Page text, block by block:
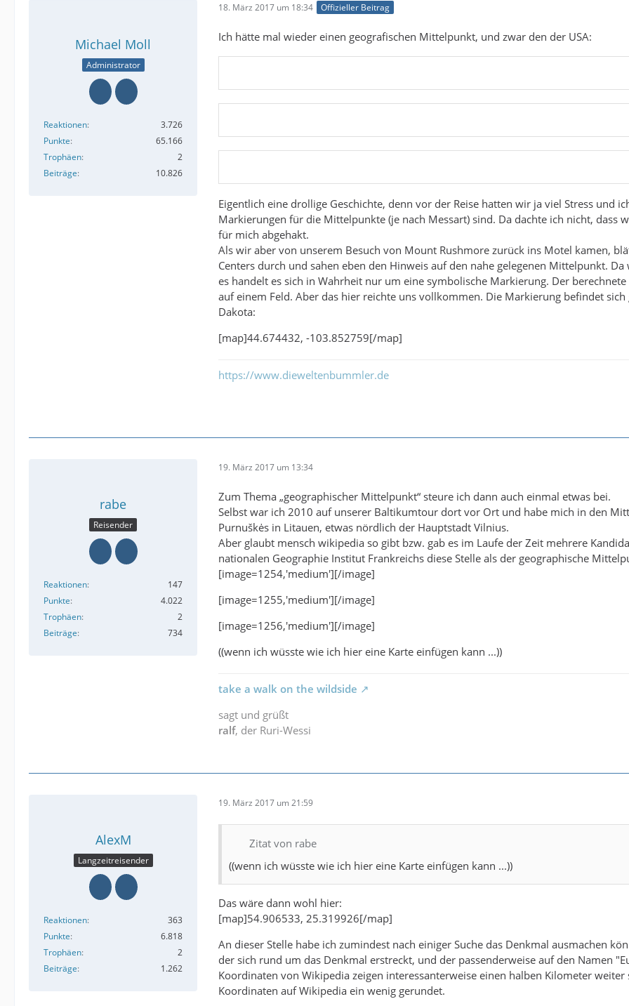
Michael Moll
Administrator
Reaktionen
3.726
Punkte
65.166
Trophäen
2
Beiträge
10.826
18. März 2017 um 18:34 Offizieller Beitrag
Ich hätte mal wieder einen geografischen Mittelpunkt, und zwar den der USA:
Eigentlich eine drollige Geschichte, denn vor der Reise hatten wir ja viel Stress und
Markierungen für die Mittelpunkte (je nach Messart) sind. Da dachte ich nicht,
für mich abgehakt.
Als wir aber von unserem Besuch von Mount Rushmore zurück ins Motel kamen,
Centers durch und sahen eben den Hinweis auf den nahe gelegenen Mittelpunkt.
es handelt es sich in Wahrheit nur um eine symbolische Markierung. Der
auf einem Feld. Aber das hier reichte uns vollkommen. Die Markierung befindet
Dakota:
[map]44.674432, -103.852759[/map]
https://www.dieweltenbummler.de
rabe
Reisender
Reaktionen
147
Punkte
4.022
Trophäen
2
Beiträge
734
19. März 2017 um 13:34
Zum Thema „geographischer Mittelpunkt“ steure ich dann auch einmal etwas bei.
Selbst war ich 2010 auf unserer Baltikumtour dort vor Ort und habe mich in den
Purnuškės in Litauen, etwas nördlich der Hauptstadt Vilnius.
Aber glaubt mensch wikipedia so gibt bzw. gab es im Laufe der Zeit mehrere
nationalen Geographie Institut Frankreichs diese Stelle als der geographische
[image=1254,'medium'][/image]
[image=1255,'medium'][/image]
[image=1256,'medium'][/image]
((wenn ich wüsste wie ich hier eine Karte einfügen kann ...))
take a walk on the wildside
sagt und grüßt
ralf, der Ruri-Wessi
AlexM
Langzeitreisender
Reaktionen
363
Punkte
6.818
Trophäen
2
Beiträge
1.262
19. März 2017 um 21:59
Zitat von rabe
((wenn ich wüsste wie ich hier eine Karte einfügen kann ...))
Das wäre dann wohl hier:
[map]54.906533, 25.319926[/map]
An dieser Stelle habe ich zumindest nach einiger Suche das Denkmal ausmachen
der sich rund um das Denkmal erstreckt, und der passenderweise auf den Namen
Koordinaten von Wikipedia zeigen interessanterweise einen halben Kilometer
Koordinaten auf Wikipedia ein wenig gerundet.